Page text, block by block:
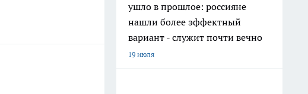
ушло в прошлое: россияне
нашли более эффектный
вариант - служит почти вечно
19 июля